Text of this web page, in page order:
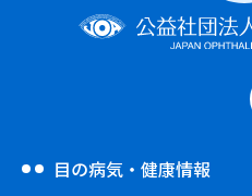
目の病気・健康情報